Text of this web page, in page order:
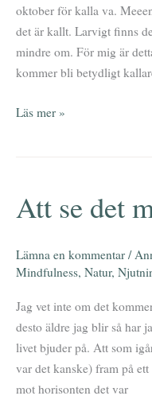
oktober för kalla va.
det är kallt. Larvigt finns
mindre om. För mig är
kommer bli betydligt
Läs mer »
Att se det
Lämna en kommentar /
Mindfulness, Natur,
Jag vet inte om det
desto äldre jag blir så har
livet bjuder på. Att som
var det kanske) fram på
mot horisonten det var
Att
se
magiska
i
livet